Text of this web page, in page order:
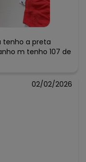
tenho a preta
m tenho 107 de
02/02/2026